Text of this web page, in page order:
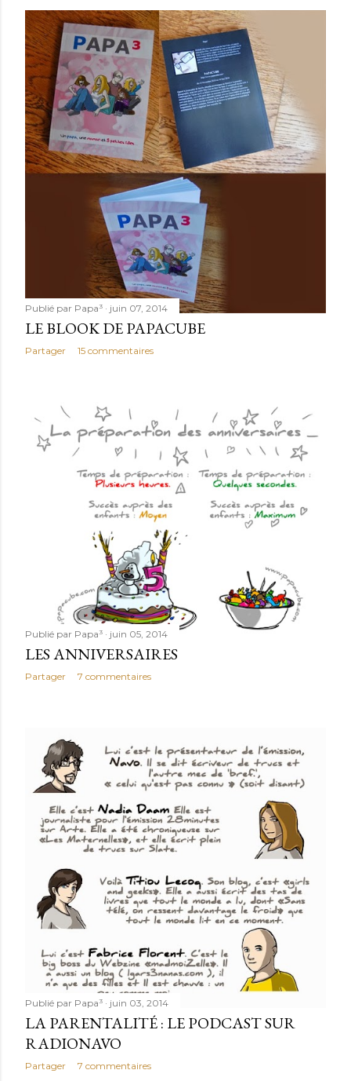
Publié par Papa³ juin 07, 2014
LE BLOOK DE PAPACUBE
Partager 15 commentaires
Publié par Papa³ juin 05, 2014
LES ANNIVERSAIRES
Partager 7 commentaires
Publié par Papa³ juin 03, 2014
LA PARENTALITÉ : LE PODCAST SUR
RADIONAVO
Partager 7 commentaires